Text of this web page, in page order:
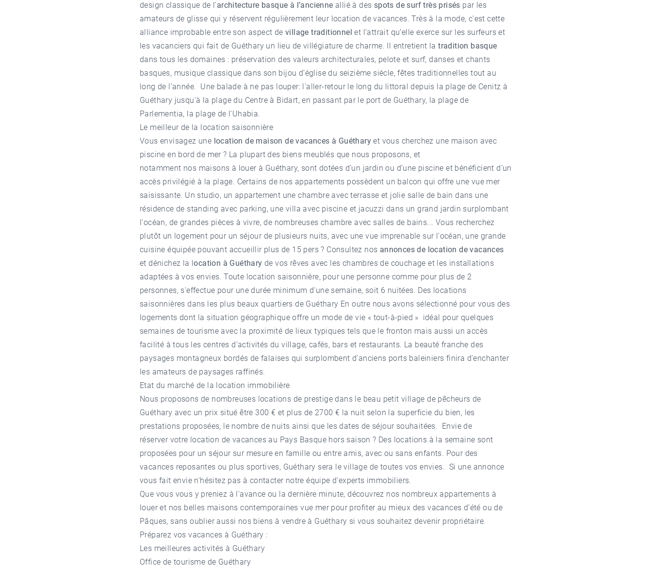
design classique de l’architecture basque à l’ancienne allié à des spots de surf très prisés par les
amateurs de glisse qui y réservent régulièrement leur location de vacances. Très à la mode, c’est cette
alliance improbable entre son aspect de village traditionnel et l’attrait qu’elle exerce sur les surfeurs et
les vacanciers qui fait de Guéthary un lieu de villégiature de charme. Il entretient latradition basque
dans tous les domaines : préservation des valeurs architecturales, pelote et surf, danses et chants
basques, musique classique dans son bijou d’église du seizième siècle, fêtes traditionnelles tout au
long de l’année. Une balade à ne pas louper: l'aller-retour le long du littoral depuis la plage de Cenitz à
Guéthary jusqu'à la plage du Centre à Bidart, en passant par le port de Guéthary, la plage de
Parlementia, la plage de l'Uhabia.
Le meilleur de la location saisonnière
Vous envisagez une location de maison de vacances à Guéthary et vous cherchez une maison avec
piscine en bord de mer ? La plupart des biens meublés que nous proposons, et
notamment nos maisons à louer à Guéthary, sont dotées d’un jardin ou d’une piscine et bénéficient d’un
accès privilégié à la plage. Certains de nos appartements possèdent un balcon qui offre une vue mer
saisissante. Un studio, un appartement une chambre avec terrasse et jolie salle de bain dans une
résidence de standing avec parking, une villa avec piscine et jacuzzi dans un grand jardin surplombant
l'océan, de grandes pièces à vivre, de nombreuses chambre avec salles de bains... Vous recherchez
plutôt un logement pour un séjour de plusieurs nuits, avec une vue imprenable sur l'océan, une grande
cuisine équipée pouvant accueillir plus de 15 pers ? Consultez nos annonces de location de vacances
et dénichez la location à Guéthary de vos rêves avec les chambres de couchage et les installations
adaptées à vos envies. Toute location saisonnière, pour une personne comme pour plus de 2
personnes, s'effectue pour une durée minimum d'une semaine, soit 6 nuitées. Des locations
saisonnières dans les plus beaux quartiers de Guéthary En outre nous avons sélectionné pour vous des
logements dont la situation géographique offre un mode de vie « tout-à-pied » idéal pour quelques
semaines de tourisme avec la proximité de lieux typiques tels que le fronton mais aussi un accès
facilité à tous les centres d’activités du village, cafés, bars et restaurants. La beauté franche des
paysages montagneux bordés de falaises qui surplombent d’anciens ports baleiniers finira d’enchanter
les amateurs de paysages raffinés.
Etat du marché de la location immobilière
Nous proposons de nombreuses locations de prestige dans le beau petit village de pêcheurs de
Guéthary avec un prix situé être 300 € et plus de 2700 € la nuit selon la superficie du bien, les
prestations proposées, le nombre de nuits ainsi que les dates de séjour souhaitées. Envie de
réserver votre location de vacances au Pays Basque hors saison ? Des locations à la semaine sont
proposées pour un séjour sur mesure en famille ou entre amis, avec ou sans enfants. Pour des
vacances reposantes ou plus sportives, Guéthary sera le village de toutes vos envies. Si une annonce
vous fait envie n'hésitez pas à contacter notre équipe d'experts immobiliers.
Que vous vous y preniez à l'avance ou la dernière minute, découvrez nos nombreux appartements à
louer et nos belles maisons contemporaines vue mer pour profiter au mieux des vacances d’été ou de
Pâques, sans oublier aussi nos biens à vendre à Guéthary si vous souhaitez devenir propriétaire.
Préparez vos vacances à Guéthary :
Les meilleures activités à Guéthary
Office de tourisme de Guéthary